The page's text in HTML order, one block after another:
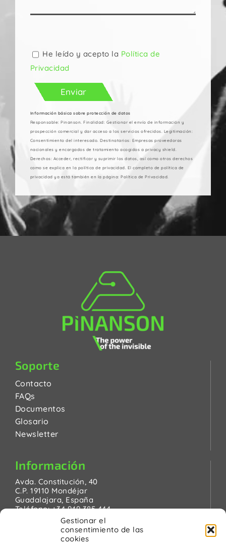
Gestionar el
consentimiento de las
cookies
deja
campo
He leído y acepto la Política de
Privacidad
Información básica sobre protección de datos
Responsable: Pinanson. Finalidad: Gestionar el envío de información y
prospección comercial y dar acceso a los servicios ofrecidos. Legitimación:
Consentimiento del interesado. Destinatarios: Empresas proveedoras
nacionales y encargados de tratamiento acogidos a privacy shield.
Derechos: Acceder, rectificar y suprimir los datos, así como otros derechos
como se explica en la política de privacidad. El completo de política de
privacidad ya está también en la página: Política de Privacidad.
Soporte
Contacto
FAQs
Documentos
Glosario
Newsletter
Información
Avda. Constitución, 40
C.P. 19110 Mondéjar
Guadalajara, España
Teléfono:+34 949 385 444
pinanson@pinanson.eu